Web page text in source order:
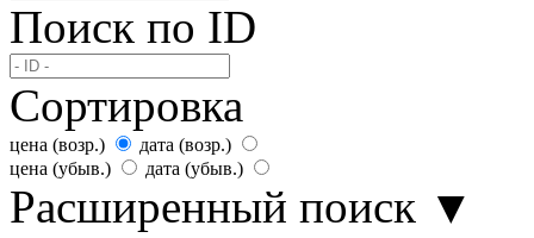
Поиск по ID
Сортировка
цена (возр.)
дата (возр.)
цена (убыв.)
дата (убыв.)
Расширенный поиск ▼